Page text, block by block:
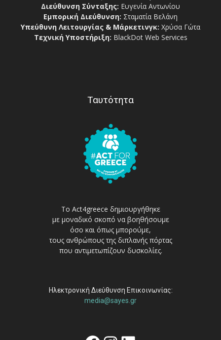
Διεύθυνση Σύνταξης: Ευγενία Αντωνίου
Εμπορική Διεύθυνση: Σταματία Βελάνη
Υπεύθυνη Λειτουργίας & Μάρκετινγκ: Χρύσα Γώτα
Τεχνική Υποστήριξη: BlackDot Web Services
Ταυτότητα
Το Act4greece δημιουργήθηκε
με μοναδικό σκοπό να βοηθήσουμε
όσο και όπως μπορούμε,
τους ανθρώπους της διπλανής πόρτας
που αντιμετωπίζουν δυσκολίες.
Ηλεκτρονική Διεύθυνση Επικοινωνίας:
media@sayes.gr